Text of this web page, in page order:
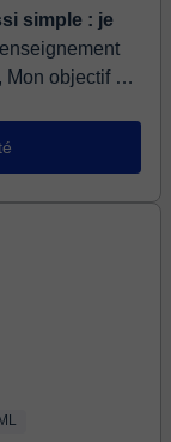
y
personas
PowerPoint.
y participación
Te
este
se te pase
muchas
logotipos
esperas?
sin
simple : je
objectif est